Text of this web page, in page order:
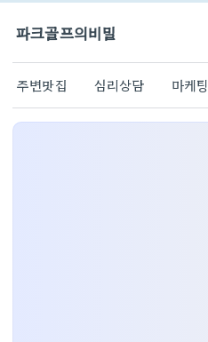
파크골프의비밀
주변맛집 심리상담 마케팅